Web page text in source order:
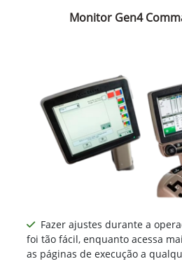
Monitor Gen4
Fazer ajustes durante a
foi tão fácil, enquanto acessa
as páginas de execução a